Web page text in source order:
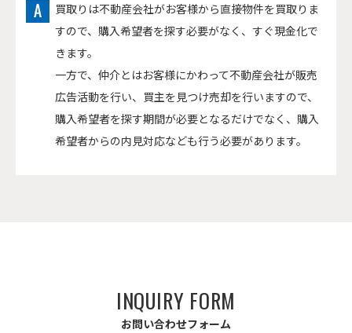
買取りは不動産会社がお客様から直接物件を買取りま
すので、購入希望者を探す必要がなく、すぐ現金化で
きます。
一方で、仲介とはお客様にかわって不動産会社が販売
広告活動を行い、買主を見つけ売却を行いますので、
購入希望者を探す期間が必要となるだけでなく、購入
希望者からの内見対応なども行う必要があります。
INQUIRY FORM
お問い合わせフォーム